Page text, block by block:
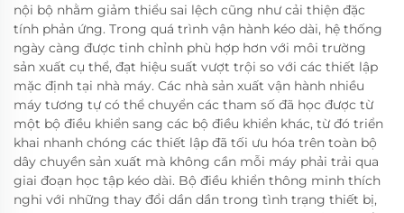
nội bộ nhằm giảm thiểu sai lệch cũng như cải thiện đặc
tính phản ứng. Trong quá trình vận hành kéo dài, hệ thống
ngày càng được tinh chỉnh phù hợp hơn với môi trường
sản xuất cụ thể, đạt hiệu suất vượt trội so với các thiết lập
mặc định tại nhà máy. Các nhà sản xuất vận hành nhiều
máy tương tự có thể chuyển các tham số đã học được từ
một bộ điều khiển sang các bộ điều khiển khác, từ đó triển
khai nhanh chóng các thiết lập đã tối ưu hóa trên toàn bộ
dây chuyền sản xuất mà không cần mỗi máy phải trải qua
giai đoạn học tập kéo dài. Bộ điều khiển thông minh thích
nghi với những thay đổi dần dần trong tình trạng thiết bị,